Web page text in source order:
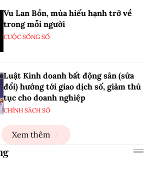
Vu Lan Bồn, mùa hiếu hạnh trở về
trong mỗi người
CUỘC SỐNG SỐ
Luật Kinh doanh bất động sản (sửa
đổi) hướng tới giao dịch số, giảm thủ
tục cho doanh nghiệp
CHÍNH SÁCH SỐ
Xem thêm